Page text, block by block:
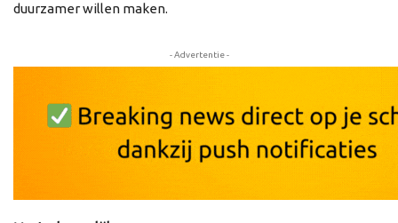
duurzamer willen maken.
- Advertentie -